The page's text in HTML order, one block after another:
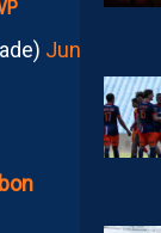
June